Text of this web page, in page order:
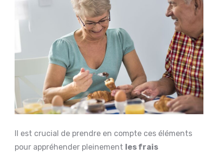
Il est crucial de prendre en compte ces éléments
pour appréhender pleinement les frais